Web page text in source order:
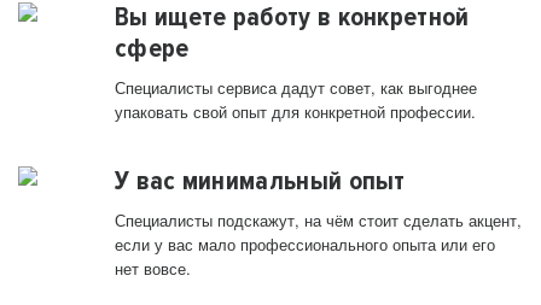
Вы ищете работу в конкретной
сфере
Специалисты сервиса дадут совет, как выгоднее
упаковать свой опыт для конкретной профессии.
У вас минимальный опыт
Специалисты подскажут, на чём стоит сделать акцент,
если у вас мало профессионального опыта или его
нет вовсе.